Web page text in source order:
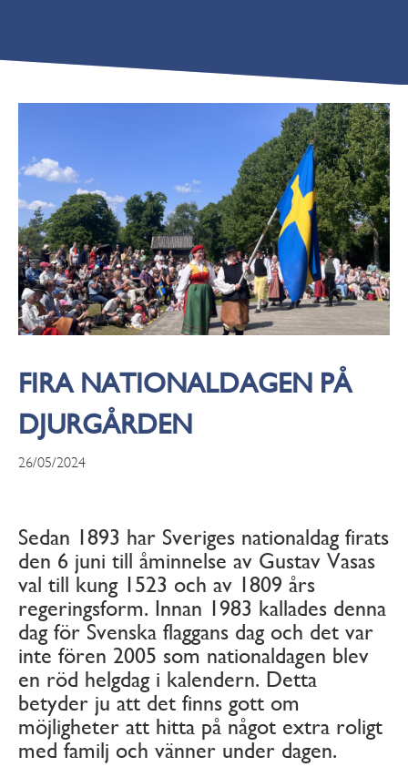
FIRA NATIONALDAGEN PÅ
DJURGÅRDEN
26/05/2024
Sedan 1893 har Sveriges nationaldag firats
den 6 juni till åminnelse av Gustav Vasas
val till kung 1523 och av 1809 års
regeringsform. Innan 1983 kallades denna
dag för Svenska flaggans dag och det var
inte fören 2005 som nationaldagen blev
en röd helgdag i kalendern. Detta
betyder ju att det finns gott om
möjligheter att hitta på något extra roligt
med familj och vänner under dagen.